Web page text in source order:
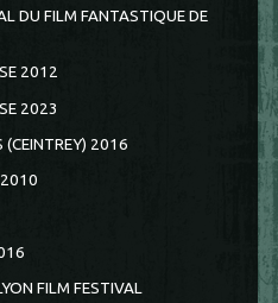
DU FILM FANTASTIQUE DE
2012
2023
(CEINTREY) 2016
2010
FILM FESTIVAL